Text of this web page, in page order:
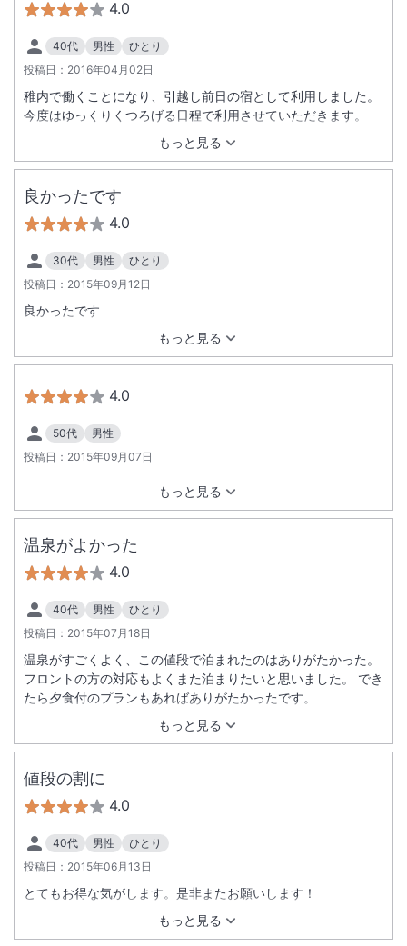
4.0
40代 男性
ひとり
投稿日： 2016年04月02日
もっと見る
稚内で働くことになり、引越し前日の宿として利用しました。
今度はゆっくりくつろげる日程で利用させていただきます。
良かったです
4.0
30代 男性
ひとり
投稿日： 2015年09月12日
もっと見る
良かったです
4.0
50代
男性
投稿日： 2015年09月07日
もっと見る
温泉がよかった
4.0
40代 男性
ひとり
投稿日： 2015年07月18日
もっと見る
温泉がすごくよく、この値段で泊まれたのはありがたかった。
フロントの方の対応もよくまた泊まりたいと思いました。 でき
たら夕食付のプランもあればありがたかったです。
値段の割に
4.0
40代 男性
ひとり
投稿日： 2015年06月13日
もっと見る
とてもお得な気がします。是非またお願いします！